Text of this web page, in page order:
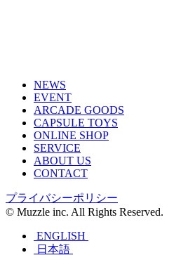
NEWS
EVENT
ARCADE GOODS
CAPSULE TOYS
ONLINE SHOP
SERVICE
ABOUT US
CONTACT
プライバシーポリシー
© Muzzle inc. All Rights Reserved.
ENGLISH
日本語